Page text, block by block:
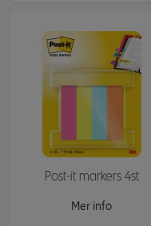
Post-it markers 4st
Mer info